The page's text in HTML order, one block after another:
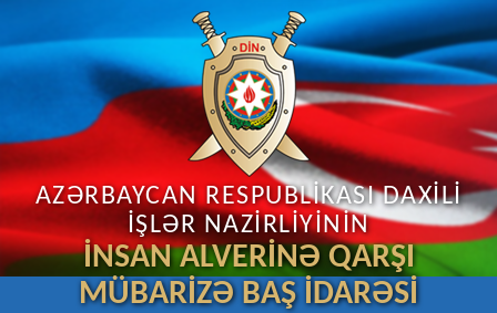
AZƏRBAYCAN RESPUBLİKASI DAXİLİ
İŞLƏR NAZİRLİYİNİN
İNSAN ALVERİNƏ QARŞI
MÜBARİZƏ BAŞ İDARƏSİ